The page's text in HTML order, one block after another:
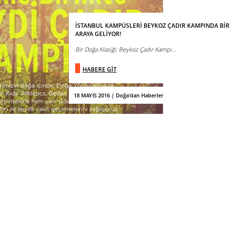
18 MAYIS 2016 | Doğa'dan Haberler
İSTANBUL KAMPÜSLERİ BEYKOZ ÇADIR KAMPINDA BİR
ARAYA GELİYOR!
Bir Doğa Klasiği; Beykoz Çadır Kampı...
HABERE GİT